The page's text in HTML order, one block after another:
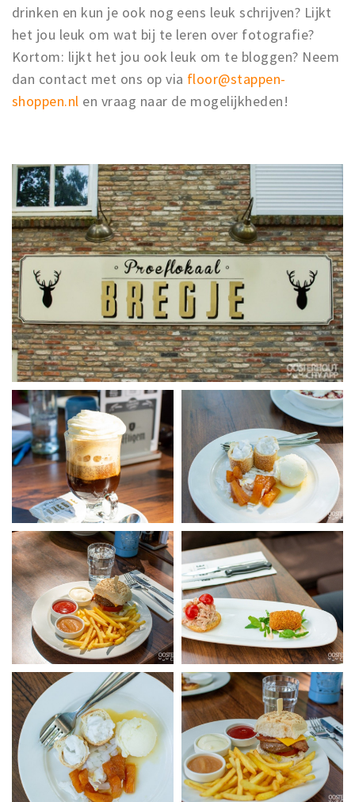
drinken en kun je ook nog eens leuk schrijven? Lijkt
het jou leuk om wat bij te leren over fotografie?
Kortom: lijkt het jou ook leuk om te bloggen? Neem
dan contact met ons op via floor@stappen-
shoppen.nl en vraag naar de mogelijkheden!